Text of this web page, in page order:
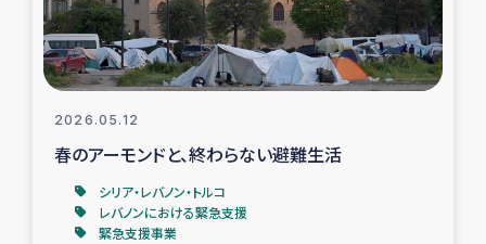
2026.05.12
春のアーモンドと、終わらない避難生活
シリア・レバノン・トルコ
レバノンにおける緊急支援
緊急支援事業